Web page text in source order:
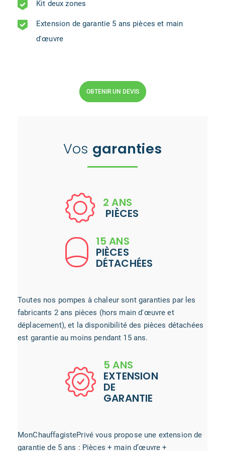
Kit deux zones
Extension de garantie 5 ans pièces et main
d'œuvre
OBTENIR UN DEVIS
Vos garanties
2 ANS
PIÈCES
15 ANS
PIÈCES
DÉTACHÉES
Toutes nos pompes à chaleur sont garanties par les
fabricants 2 ans pièces (hors main d'œuvre et
déplacement), et la disponibilité des pièces détachées
est garantie au moins pendant 15 ans.
5 ANS
EXTENSION
DE
GARANTIE
MonChauffagistePrivé vous propose une extension de
garantie de 5 ans : Pièces + main d’œuvre +